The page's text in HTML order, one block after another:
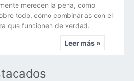
merecen la pena, cómo
todo, cómo combinarlas con el
que funcionen de verdad.
Leer más »